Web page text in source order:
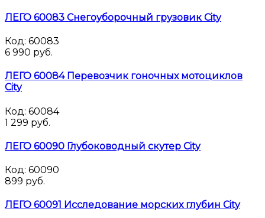
ЛЕГО 60083 Снегоуборочный грузовик City
Код: 60083
6 990 руб.
ЛЕГО 60084 Перевозчик гоночных мотоциклов
City
Код: 60084
1 299 руб.
ЛЕГО 60090 Глубоководный скутер City
Код: 60090
899 руб.
ЛЕГО 60091 Исследование морских глубин City